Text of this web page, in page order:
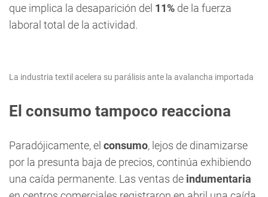
que implica la desaparición del 11% de la fuerza
laboral total de la actividad.
La industria textil acelera su parálisis ante la avalancha importada
El consumo tampoco reacciona
Paradójicamente, el consumo, lejos de dinamizarse
por la presunta baja de precios, continúa exhibiendo
una caída permanente. Las ventas de indumentaria